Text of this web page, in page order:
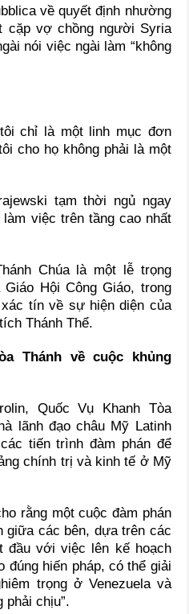
về quyết định nhường
cặp vợ chồng người Syria
nói việc ngài làm “không
chỉ là một linh mục đơn
cho họ không phải là một
tạm thời ngủ ngay
việc trên tầng cao nhất
Chúa là một lễ trọng
Hội Công Giáo, trong
tín về sự hiện diện của
Thánh Thể.
Thánh về cuộc khủng
Quốc Vụ Khanh Tòa
lãnh đạo châu Mỹ Latinh
tiến trình đàm phán để
chính trị và kinh tế ở Mỹ
rằng một cuộc đàm phán
giữa các bên, dựa trên các
đầu với việc lên kế hoạch
đúng hiến pháp, có thể giải
trọng ở Venezuela và
phải chịu”.